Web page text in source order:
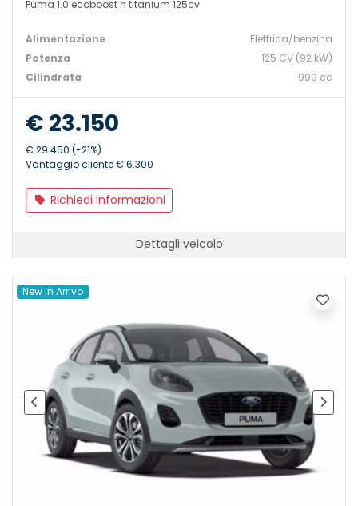
Puma 1.0 ecoboost h titanium 125cv
Alimentazione
Elettrica/benzina
Potenza
125 CV (92 kW)
Cilindrata
999 cc
€ 23.150
€ 29.450 (-21%)
Vantaggio cliente € 6.300
Richiedi informazioni
Dettagli veicolo
New In Arrivo